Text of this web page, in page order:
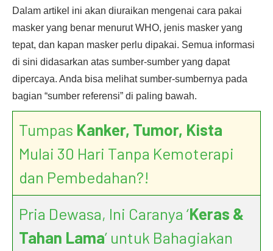
Dalam artikel ini akan diuraikan mengenai cara pakai
masker yang benar menurut WHO, jenis masker yang
tepat, dan kapan masker perlu dipakai. Semua informasi
di sini didasarkan atas sumber-sumber yang dapat
dipercaya. Anda bisa melihat sumber-sumbernya pada
bagian “sumber referensi” di paling bawah.
Tumpas Kanker, Tumor, Kista
Mulai 30 Hari Tanpa Kemoterapi
dan Pembedahan?!
Pria Dewasa, Ini Caranya ‘Keras &
Tahan Lama’ untuk Bahagiakan